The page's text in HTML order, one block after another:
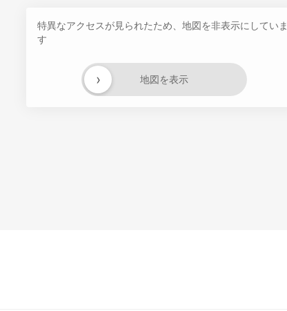
特異なアクセスが見られたため、地図を非表示にしていま
す
地図を表示
›